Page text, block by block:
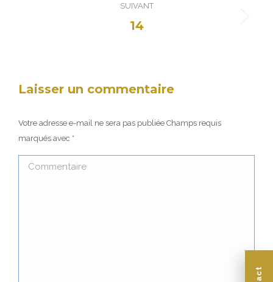
SUIVANT
Projets
14
Laisser un commentaire
Votre adresse e-mail ne sera pas publiée Champs requis
marqués avec *
Commentaire